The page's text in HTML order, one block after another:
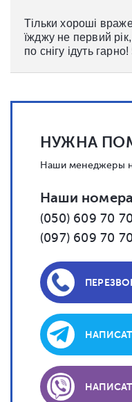
Тільки хороші
їжджу не первий
по снігу ідуть
НУЖНА
Наши менеджеры
Наши номера
(050) 609 70 70
(097) 609 70 70